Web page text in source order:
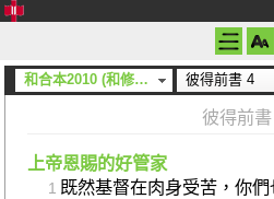
和合本2010 (和修) (上帝) 彼得前書 4
彼得前
上帝恩賜的好管家
1 既然基督在肉身受苦，你